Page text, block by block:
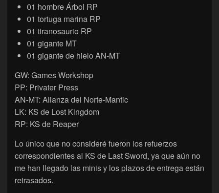
01 hombre Árbol RP
01 tortuga marina RP
01 tiranosaurio RP
01 gigante MT
01 gigante de hielo AN-MT
GW: Games Workshop
PP: Privater Press
AN-MT: Alianza del Norte-Mantic
LK: KS de Lost Kingdom
RP: KS de Reaper
Lo único que no consideré fueron los refuerzos
correspondientes al KS de Last Sword, ya que aún no
me han llegado las minis y los plazos de entrega están
retrasados.